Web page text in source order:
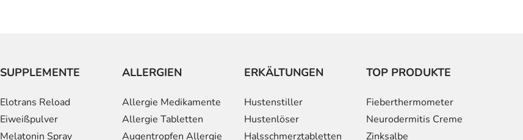
SUPPLEMENTE
Elotrans Reload
Eiweißpulver
Melatonin Spray
ALLERGIEN
Allergie Medikamente
Allergie Tabletten
Augentropfen Allergie
ERKÄLTUNGEN
Hustenstiller
Hustenlöser
Halsschmerztabletten
TOP PRODUKTE
Fieberthermometer
Neurodermitis Creme
Zinksalbe